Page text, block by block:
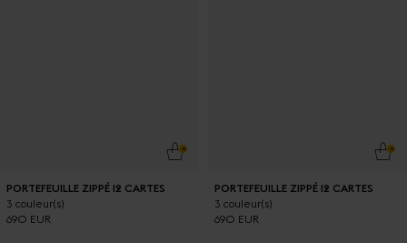
AJOUTER AU PANIER
PORTEFEUILLE ZIPPÉ 12 CARTES
3 couleur(s)
690 EUR
PORTEFEUILLE ZIPPÉ 12 CARTES
3 couleur(s)
690 EUR